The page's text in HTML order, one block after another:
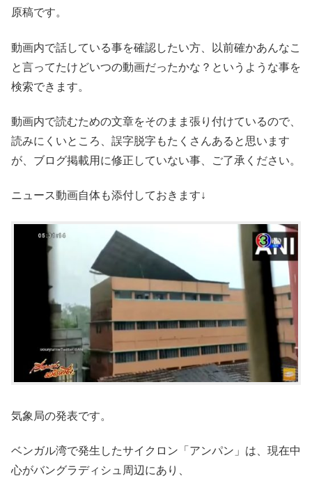
原稿です。
動画内で話している事を確認したい方、以前確かあんなこ
と言ってたけどいつの動画だったかな？というような事を
検索できます。
動画内で読むための文章をそのまま張り付けているので、
読みにくいところ、誤字脱字もたくさんあると思います
が、ブログ掲載用に修正していない事、ご了承ください。
ニュース動画自体も添付しておきます↓
気象局の発表です。
ベンガル湾で発生したサイクロン「アンパン」は、現在中
心がバングラディシュ周辺にあり、